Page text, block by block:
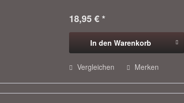
Außenbereich - Ideal um
Blumenschalen oder...
18,95 € *
In den Warenkorb
Vergleichen Merken